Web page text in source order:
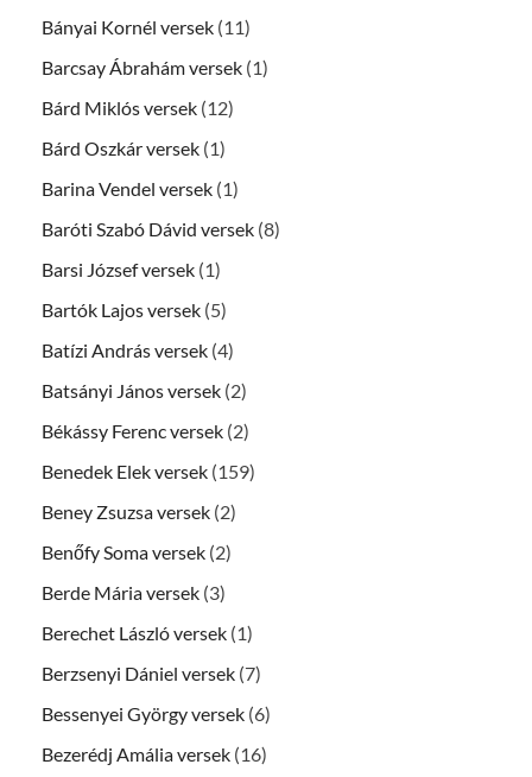
Bányai Kornél versek (11)
Barcsay Ábrahám versek (1)
Bárd Miklós versek (12)
Bárd Oszkár versek (1)
Barina Vendel versek (1)
Baróti Szabó Dávid versek (8)
Barsi József versek (1)
Bartók Lajos versek (5)
Batízi András versek (4)
Batsányi János versek (2)
Békássy Ferenc versek (2)
Benedek Elek versek (159)
Beney Zsuzsa versek (2)
Benőfy Soma versek (2)
Berde Mária versek (3)
Berechet László versek (1)
Berzsenyi Dániel versek (7)
Bessenyei György versek (6)
Bezerédj Amália versek (16)